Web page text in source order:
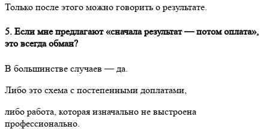
Только после этого можно говорить о результате.
5. Если мне предлагают «сначала результат — потом оплата»,
это всегда обман?
В большинстве случаев — да.
Либо это схема с постепенными доплатами,
либо работа, которая изначально не выстроена
профессионально.